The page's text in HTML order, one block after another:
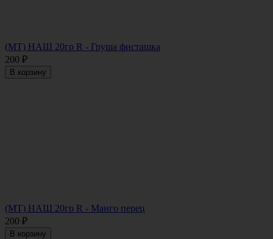
(МТ) НАШ 20гр R - Груша фисташка
200 ₽
В корзину
(МТ) НАШ 20гр R - Манго перец
200 ₽
В корзину